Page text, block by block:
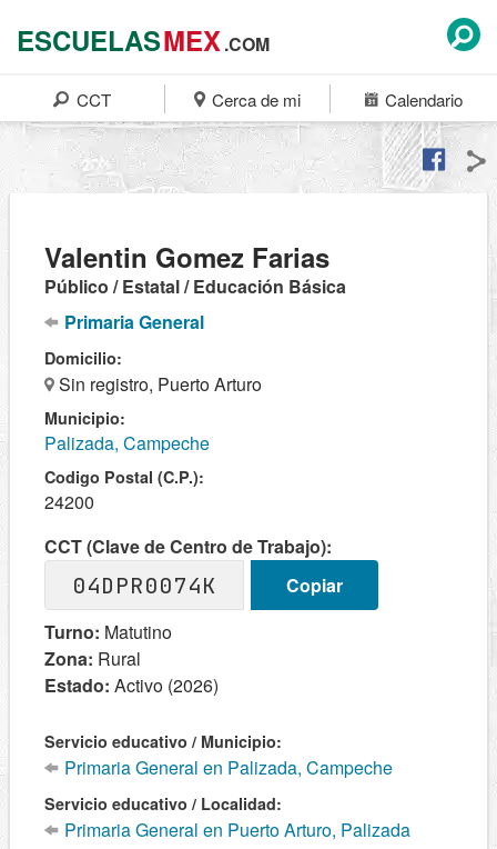
ESCUELASMEX.COM
CCT Cerca de mi Calendario
Valentin Gomez Farias
Público / Estatal / Educación Básica
Primaria General
Domicilio:
Sin registro, Puerto Arturo
Municipio:
Palizada, Campeche
Codigo Postal (C.P.):
24200
CCT (Clave de Centro de Trabajo):
04DPR0074K
Copiar
Turno: Matutino
Zona: Rural
Estado: Activo (2026)
Servicio educativo / Municipio:
Primaria General en Palizada, Campeche
Servicio educativo / Localidad:
Primaria General en Puerto Arturo, Palizada